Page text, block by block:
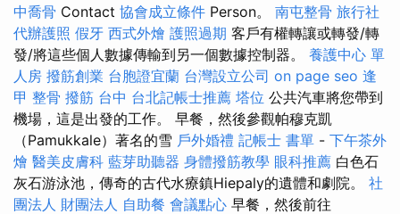
中喬骨 Contact 協會成立條件 Person。 南屯整骨 旅行社
代辦護照 假牙 西式外燴 護照過期 客戶有權轉讓或轉發/轉
發/將這些個人數據傳輸到另一個數據控制器。 養護中心 單
人房 撥筋創業 台胞證宜蘭 台灣設立公司 on page seo 逢
甲 整骨 撥筋 台中 台北記帳士推薦 塔位 公共汽車將您帶到
機場，這是出發的工作。 早餐，然後參觀帕穆克凱
（Pamukkale）著名的雪 戶外婚禮 記帳士 書單 - 下午茶外
燴 醫美皮膚科 藍芽助聽器 身體撥筋教學 眼科推薦 白色石
灰石游泳池，傳奇的古代水療鎮Hiepaly的遺體和劇院。 社
團法人 財團法人 自助餐 會議點心 早餐，然後前往